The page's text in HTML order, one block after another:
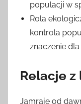
populacji w
Rola
kontrola
znaczenie
Relacje
Jamraje od